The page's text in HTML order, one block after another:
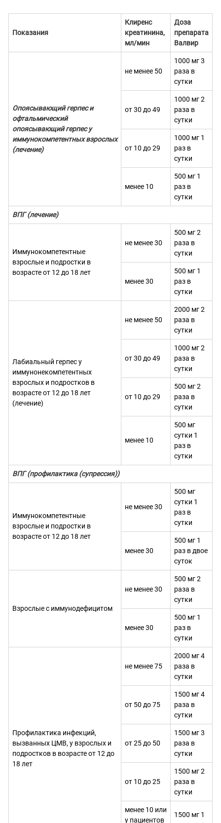
Показания
Клиренс
креатинина,
мл/мин
Доза
препарата
Валвир
Опоясывающий герпес и
офтальмический
опоясывающий герпес у
иммунокомпетентных взрослых
(лечение)
не менее 50
1000 мг 3
раза в
сутки
от 30 до 49
1000 мг 2
раза в
сутки
от 10 до 29
1000 мг 1
раз в
сутки
менее 10
500 мг 1
раз в
сутки
ВПГ (лечение)
Иммунокомпетентные
взрослые и подростки в
возрасте от 12 до 18 лет
не менее 30
500 мг 2
раза в
сутки
менее 30
500 мг 1
раз в
сутки
Лабиальный герпес у
иммунонекомпетентных
взрослых и подростков в
возрасте от 12 до 18 лет
(лечение)
не менее 50
2000 мг 2
раза в
сутки
от 30 до 49
1000 мг 2
раза в
сутки
от 10 до 29
500 мг 2
раза в
сутки
менее 10
500 мг
сутки 1
раз в
сутки
ВПГ (профилактика (супрессия))
Иммунокомпетентные
взрослые и подростки в
возрасте от 12 до 18 лет
не менее 30
500 мг
сутки 1
раз в
сутки
менее 30
500 мг 1
раз в двое
суток
Взрослые с иммунодефицитом
не менее 30
500 мг 2
раза в
сутки
менее 30
500 мг 1
раз в
сутки
Профилактика инфекций,
вызванных ЦМВ, у взрослых и
подростков в возрасте от 12 до
18 лет
не менее 75
2000 мг 4
раза в
сутки
от 50 до 75
1500 мг 4
раза в
сутки
от 25 до 50
1500 мг 3
раза в
сутки
от 10 до 25
1500 мг 2
раза в
сутки
менее 10 или
у пациентов
1500 мг 1